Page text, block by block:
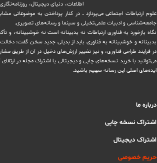
اطلاعات، دنیای دیجیتال،
علوم ارتباطات اجتماعی می‌پردازد ــ در کنار پرداختن به موضوعاتی
‏جامعه‌شناسی و ادبیات علمی‌تخیلی و سینما و رسانه‌های تصویری.
نگاه بازخورد به فناوری ارتباطات نه بدبینانه است نه خوشبینانه، و
بدبینانه و خوشبینانه به فناوری باید از بدیلی جدید سخن گفت:
در ‏فرایند طراحی فناوری، و نیز تغییر ارزش‌های دخيل در آن از طریق
می‌توانید با خرید نسخه‌های چاپی و دیجیتالی یا ‏اشتراک مجله در
ایده‌های اصلی این رسانه سهیم باشید.
درباره ما
اشتراک نسخه چاپی
اشتراک دیجیتال
حریم خصوصی